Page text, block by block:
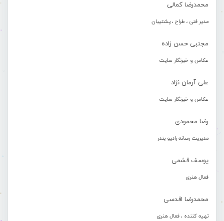
محمدرضا کمالی
مدیر فنی ، طراح ، پشتیبان
مجتبی حسن زاده
عکاس و خبرنگار سایت
علی آرمان نژاد
عکاس و خبرنگار سایت
رضا محمودی
مدیریت رسانه رادیو بندر
یوسف قشمی
فعال هنری
محمدرضا اقدسی
تهیه کننده ، فعال هنری